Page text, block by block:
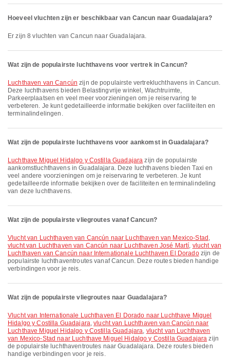
Hoeveel vluchten zijn er beschikbaar van Cancun naar Guadalajara?
Er zijn 8 vluchten van Cancun naar Guadalajara.
Wat zijn de populairste luchthavens voor vertrek in Cancun?
Luchthaven van Cancún zijn de populairste vertrek­lucht­havens in Cancun.
Deze luchthavens bieden Belastingvrije winkel, Wachtruimte,
Parkeerplaatsen en veel meer voorzieningen om je reiservaring te
verbeteren. Je kunt gedetailleerde informatie bekijken over faciliteiten en
terminalindelingen.
Wat zijn de populairste luchthavens voor aankomst in Guadalajara?
Luchthave Miguel Hidalgo y Costilla Guadajara zijn de populairste
aankomstluchthavens in Guadalajara. Deze luchthavens bieden Taxi en
veel andere voorzieningen om je reiservaring te verbeteren. Je kunt
gedetailleerde informatie bekijken over de faciliteiten en terminalindeling
van deze luchthavens.
Wat zijn de populairste vliegroutes vanaf Cancun?
vlucht van Luchthaven van Cancún naar Luchthaven van Mexico-Stad ,
vlucht van Luchthaven van Cancún naar Luchthaven José Martí, vlucht van
Luchthaven van Cancún naar Internationale Luchthaven El Doradozijn de
populairste luchthaventroutes vanaf Cancun. Deze routes bieden handige
verbindingen voor je reis.
Wat zijn de populairste vliegroutes naar Guadalajara?
vlucht van Internationale Luchthaven El Dorado naar Luchthave Miguel
Hidalgo y Costilla Guadajara,vlucht van Luchthaven van Cancún naar
Luchthave Miguel Hidalgo y Costilla Guadajara, vlucht van Luchthaven
van Mexico-Stad naar Luchthave Miguel Hidalgo y Costilla Guadajara zijn
de populairste luchthaventroutes naar Guadalajara. Deze routes bieden
handige verbindingen voor je reis.